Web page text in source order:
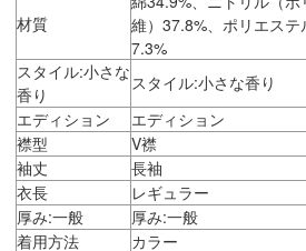
材質
維）37.8%、ポリエス
7.3%
スタイル:小さな
香り
スタイル:小さな香り
エディション
エディション
襟型
V襟
袖丈
長袖
衣長
レギュラー
厚み:一般
厚み:一般
着用方法
カラー